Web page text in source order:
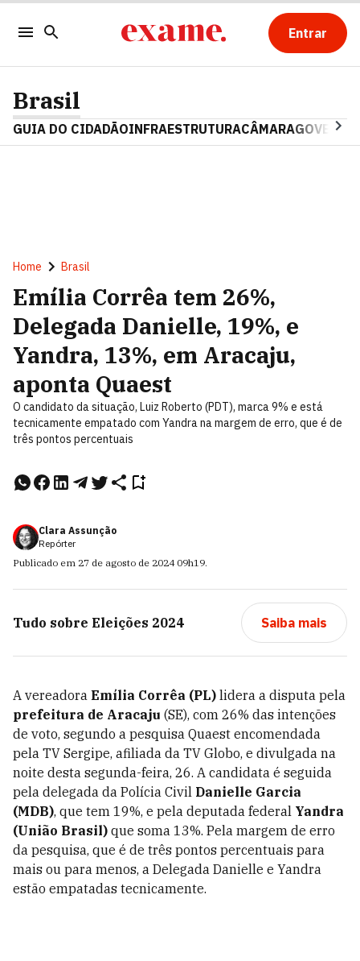
Entrar
Brasil
GUIA DO CIDADÃOINFRAESTRUTURACÂMARAGOVERNO
Home Brasil
Emília Corrêa tem 26%,
Delegada Danielle, 19%, e
Yandra, 13%, em Aracaju,
aponta Quaest
O candidato da situação, Luiz Roberto (PDT), marca 9% e está
tecnicamente empatado com Yandra na margem de erro, que é de
três pontos percentuais
Clara Assunção
Repórter
Publicado em 27 de agosto de 2024 09h19.
Tudo sobre Eleições 2024 Saiba mais
A vereadora Emília Corrêa (PL) lidera a disputa pela
prefeitura de Aracaju (SE), com 26% das intenções
de voto, segundo a pesquisa Quaest encomendada
pela TV Sergipe, afiliada da TV Globo, e divulgada na
noite desta segunda-feira, 26. A candidata é seguida
pela delegada da Polícia Civil Danielle Garcia
(MDB), que tem 19%, e pela deputada federal Yandra
(União Brasil) que soma 13%. Pela margem de erro
da pesquisa, que é de três pontos percentuais para
mais ou para menos, a Delegada Danielle e Yandra
estão empatadas tecnicamente.